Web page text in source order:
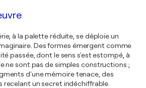
à la palette réduite, se déploie un
Des formes émergent comme
passée, dont le sens s'est estompé, à
ne sont pas de simples constructions ;
d'une mémoire tenace, des
recelant un secret indéchiffrable.